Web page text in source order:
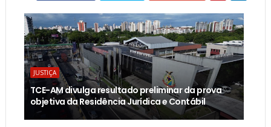
JUSTIÇA
TCE-AM divulga resultado preliminar da prova
objetiva da Residência Jurídica e Contábil